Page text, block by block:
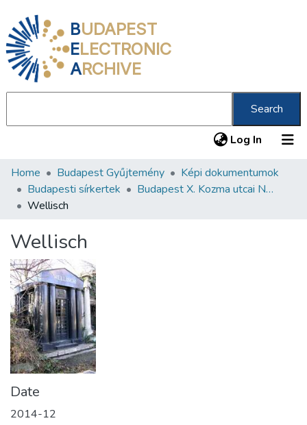
BUDAPEST
ELECTRONIC
ARCHIVE
Search
Log In (current)
Communities & Collections
All of DSpace
About us
Home Budapest Gyűjtemény
Képi dokumentumok
Budapesti sírkertek
Budapest X. Kozma utcai Neológ Zsidó Temető
Wellisch
Wellisch
Date
2014-12